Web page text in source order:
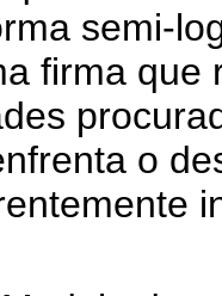
semi-
firma que
o